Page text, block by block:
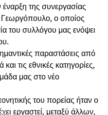
της συνεργασίας
Γεωργόπουλο, ο οποίος
του συλλόγου μας ενόψει
παραστάσεις από
τις εθνικές κατηγορίες,
μας στο νέο
του πορείας ήταν ο
εργαστεί, μεταξύ άλλων,